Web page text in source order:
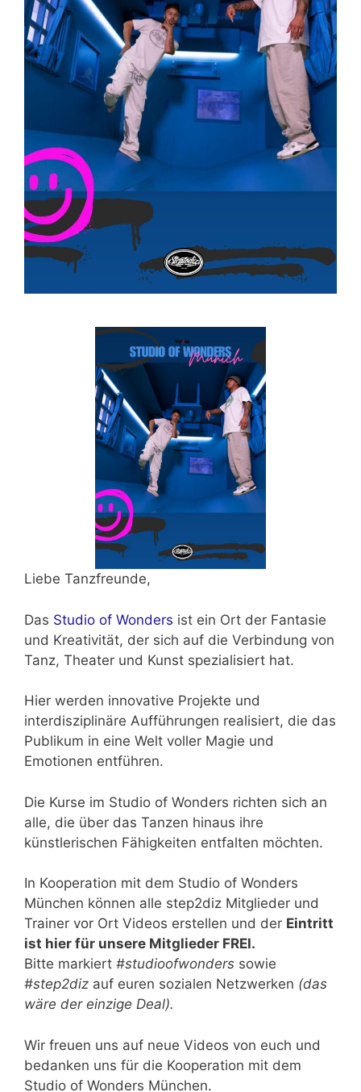
Liebe Tanzfreunde,
Das Studio of Wonders ist ein Ort der Fantasie
und Kreativität, der sich auf die Verbindung von
Tanz, Theater und Kunst spezialisiert hat.
Hier werden innovative Projekte und
interdisziplinäre Aufführungen realisiert, die das
Publikum in eine Welt voller Magie und
Emotionen entführen.
Die Kurse im Studio of Wonders richten sich an
alle, die über das Tanzen hinaus ihre
künstlerischen Fähigkeiten entfalten möchten.
In Kooperation mit dem Studio of Wonders
München können alle step2diz Mitglieder und
Trainer vor Ort Videos erstellen und der Eintritt
ist hier für unsere Mitglieder FREI.
Bitte markiert #studioofwonders sowie
#step2diz auf euren sozialen Netzwerken (das
wäre der einzige Deal).
Wir freuen uns auf neue Videos von euch und
bedanken uns für die Kooperation mit dem
Studio of Wonders München.